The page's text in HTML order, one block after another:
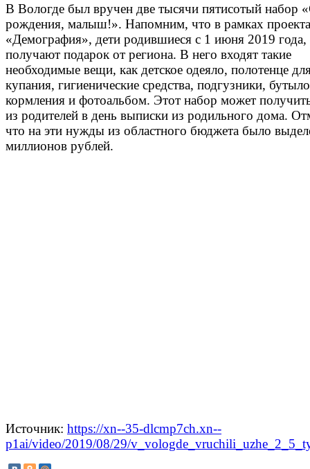
В Вологде был вручен две тысячи пятисотый набор
рождения, малыш!». Напомним, что в рамках проекта
«Демография», дети родившиеся с 1 июня 2019 года,
получают подарок от региона. В него входят такие
необходимые вещи, как детское одеяло, полотенце
купания, гигиенические средства, подгузники,
кормления и фотоальбом. Этот набор может
из родителей в день выписки из родильного дома.
что на эти нужды из областного бюджета было
миллионов рублей.
Источник: https://xn--35-dlcmp7ch.xn--
p1ai/video/2019/08/29/